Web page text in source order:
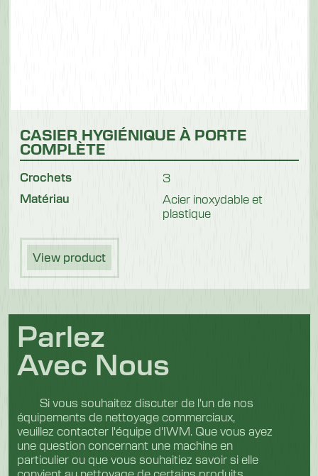
CASIER HYGIÉNIQUE À PORTE
COMPLÈTE
Crochets 3
Matériau
Acier inoxydable et
plastique
View product
Parlez
Avec Nous
Si vous souhaitez discuter de l'un de nos
équipements de nettoyage commerciaux,
veuillez contacter l'équipe d'IWM. Que vous ayez
une question concernant une machine en
particulier ou que vous souhaitiez savoir si elle
convient au nettoyage de certains produits,